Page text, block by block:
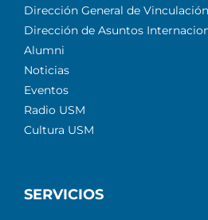
Dirección General de
Dirección de Asuntos
Alumni
Noticias
Eventos
Radio USM
Cultura USM
SERVICIOS